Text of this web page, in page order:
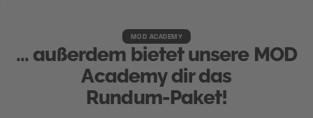
MOD ACADEMY
... außerdem bietet unsere MOD
Academy dir das
Rundum-Paket!